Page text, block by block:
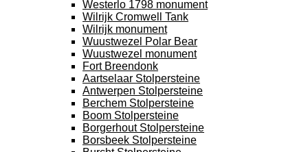
Westerlo 1798 monument
Wilrijk Cromwell Tank
Wilrijk monument
Wuustwezel Polar Bear
Wuustwezel monument
Fort Breendonk
Aartselaar Stolpersteine
Antwerpen Stolpersteine
Berchem Stolpersteine
Boom Stolpersteine
Borgerhout Stolpersteine
Borsbeek Stolpersteine